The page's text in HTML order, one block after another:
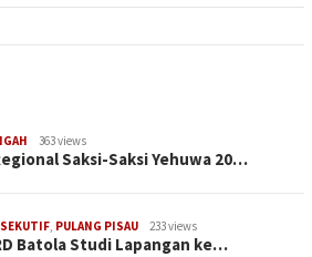
363 views
Saksi-Saksi Yehuwa 20…
, PULANG PISAU 233 views
Batola Studi Lapangan ke…